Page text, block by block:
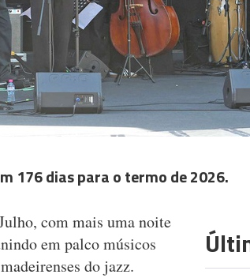
176 dias para o termo de 2026.
com mais uma noite
em palco músicos
do jazz.